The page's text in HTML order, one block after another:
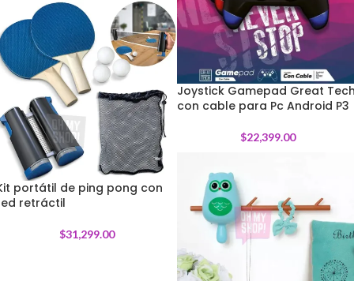
Joystick Gamepad Great
con cable para Pc Android P3
$22,399.00
portátil de ping pong con
retráctil
$31,299.00